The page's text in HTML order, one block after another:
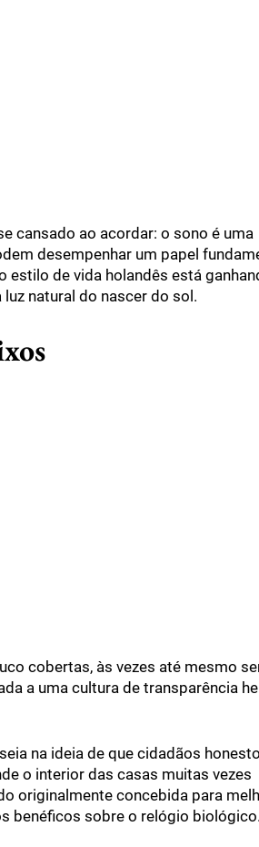
cansado ao acordar: o sono é uma
desempenhar um papel
estilo de vida holandês está
natural do nascer do sol.
cobertas, às vezes até mesmo
a uma cultura de transparência
na ideia de que cidadãos
o interior das casas muitas vezes
originalmente concebida para
benéficos sobre o relógio biológico.